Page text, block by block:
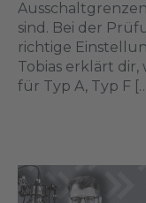
sind. Bei der
richtige
Tobias erklärt
für Typ A, Typ F